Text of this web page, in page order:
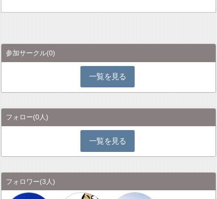
参加サークル(0)
一覧を見る
フォロー(0人)
一覧を見る
フォロワー(3人)